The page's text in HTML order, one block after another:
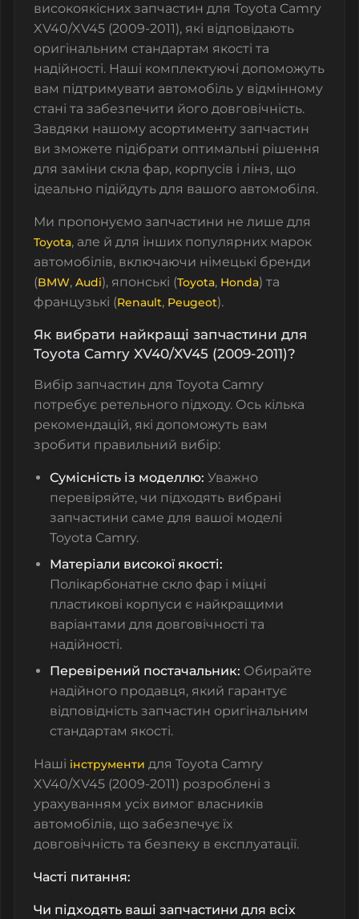
високоякісних запчастин для Toyota Camry
XV40/XV45 (2009-2011), які відповідають
оригінальним стандартам якості та
надійності. Наші комплектуючі допоможуть
вам підтримувати автомобіль у відмінному
стані та забезпечити його довговічність.
Завдяки нашому асортименту запчастин
ви зможете підібрати оптимальні рішення
для заміни скла фар, корпусів і лінз, що
ідеально підійдуть для вашого автомобіля.
Ми пропонуємо запчастини не лише для
Toyota, але й для інших популярних марок
автомобілів, включаючи німецькі бренди
(BMW, Audi), японські (Toyota, Honda) та
французькі (Renault, Peugeot).
Як вибрати найкращі запчастини для
Toyota Camry XV40/XV45 (2009-2011)?
Вибір запчастин для Toyota Camry
потребує ретельного підходу. Ось кілька
рекомендацій, які допоможуть вам
зробити правильний вибір:
Сумісність із моделлю: Уважно
перевіряйте, чи підходять вибрані
запчастини саме для вашої моделі
Toyota Camry.
Матеріали високої якості:
Полікарбонатне скло фар і міцні
пластикові корпуси є найкращими
варіантами для довговічності та
надійності.
Перевірений постачальник: Обирайте
надійного продавця, який гарантує
відповідність запчастин оригінальним
стандартам якості.
Наші інструменти для Toyota Camry
XV40/XV45 (2009-2011) розроблені з
урахуванням усіх вимог власників
автомобілів, що забезпечує їх
довговічність та безпеку в експлуатації.
Часті питання:
Чи підходять ваші запчастини для всіх